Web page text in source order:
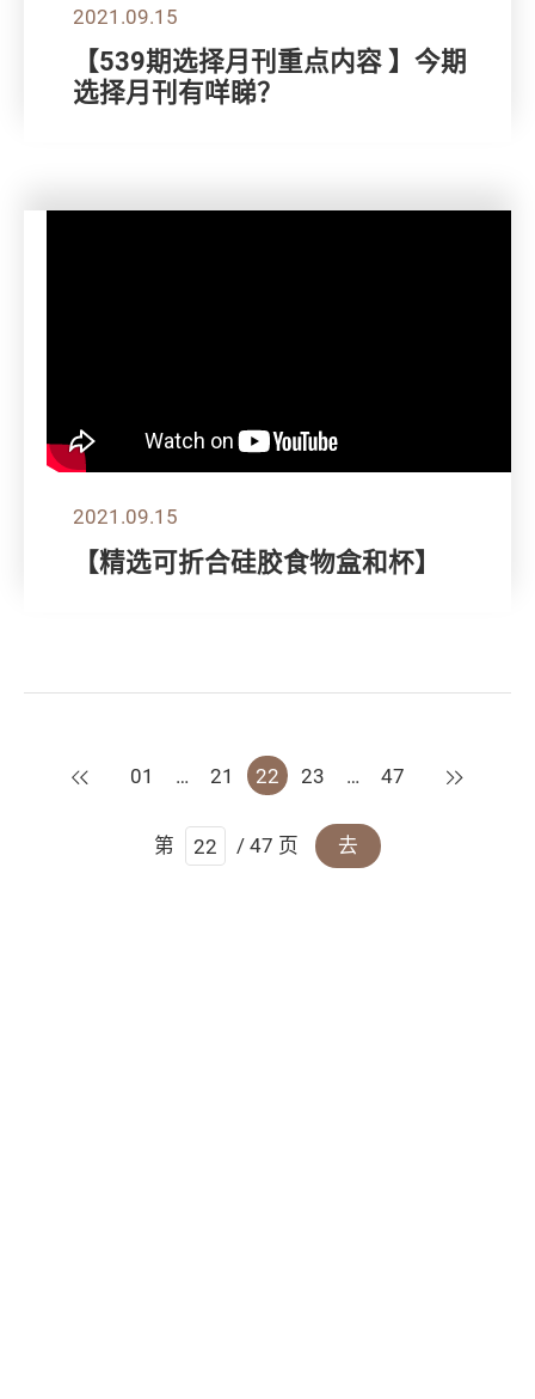
2021.09.15
【539期选择月刊重点内容 】今期
选择月刊有咩睇？
2021.09.15
【精选可折合硅胶食物盒和杯】
上一页
01 … 21 22 23 … 47 下一页
第 / 47 页 去